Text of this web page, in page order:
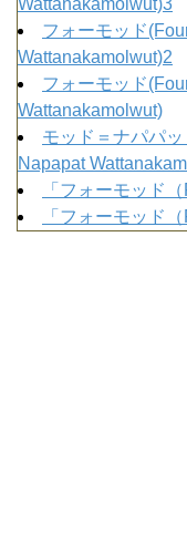
Wattanakamolwut)3
フォーモッド
Wattanakamolwut)2
フォーモッド
Wattanakamolwut)
モッド＝ナパパ
Napapat
「フォーモッド
「フォーモッド